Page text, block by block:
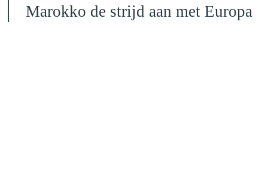
Marokko de strijd aan met Europa